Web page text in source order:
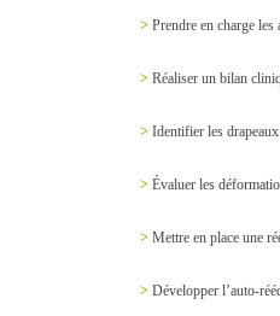
> Prendre en charge
>Réaliser un bilan
>Identifier les
>Évaluer les
>Mettre en place une
>Développer l’auto-